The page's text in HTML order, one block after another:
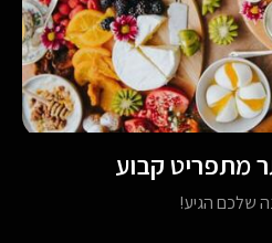
מתפריט קבוע
שלכם הגיע!